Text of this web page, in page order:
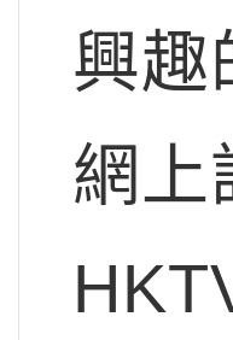
興趣
網上